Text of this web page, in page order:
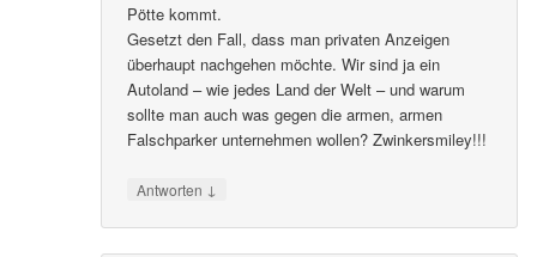
Pötte kommt.
Gesetzt den Fall, dass man privaten Anzeigen
überhaupt nachgehen möchte. Wir sind ja ein
Autoland – wie jedes Land der Welt – und warum
sollte man auch was gegen die armen, armen
Falschparker unternehmen wollen? Zwinkersmiley!!!
Antworten ↓